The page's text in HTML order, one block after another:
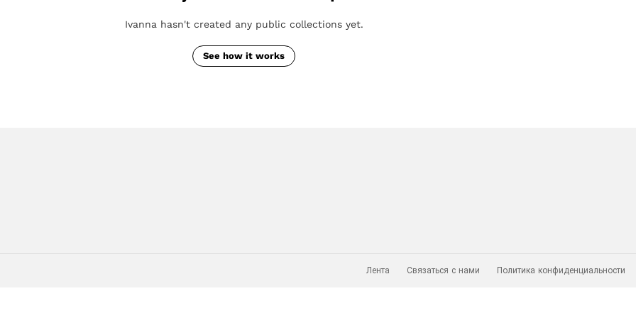
Ivanna hasn't created any public collections yet.
See how it works
Лента Связаться с нами Политика конфиденциальности